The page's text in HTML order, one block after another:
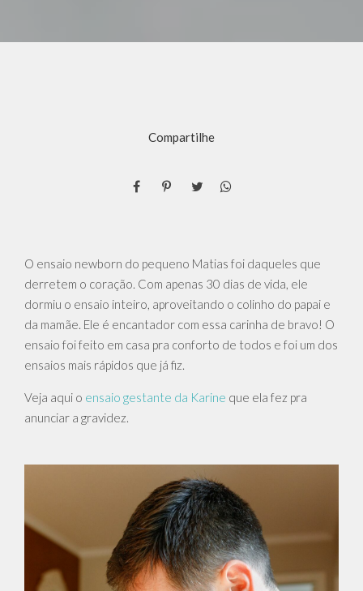
Compartilhe
O ensaio newborn do pequeno Matias foi daqueles que
derretem o coração. Com apenas 30 dias de vida, ele
dormiu o ensaio inteiro, aproveitando o colinho do papai e
da mamãe. Ele é encantador com essa carinha de bravo! O
ensaio foi feito em casa pra conforto de todos e foi um dos
ensaios mais rápidos que já fiz.
Veja aqui o ensaio gestante da Karine que ela fez pra
anunciar a gravidez.